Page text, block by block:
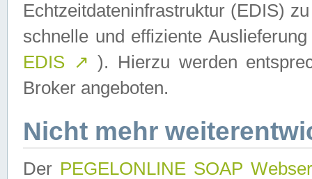
Echtzeitdateninfrastruktur (EDIS)
schnelle und effiziente
EDIS ↗ ). Hierzu werden
Broker angeboten.
Nicht mehr
Der PEGELONLINE SOAP